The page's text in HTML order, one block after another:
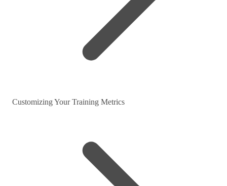
Customizing Your Training Metrics